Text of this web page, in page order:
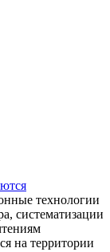
технологии
систематизации
на территории